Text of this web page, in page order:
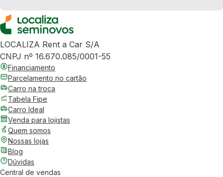
LOCALIZA Rent a Car S/A
CNPJ nº 16.670.085/0001-55
Financiamento
Parcelamento no cartão
Carro na troca
Tabela Fipe
Carro Ideal
Venda para lojistas
Quem somos
Nossas lojas
Blog
Dúvidas
Central de vendas